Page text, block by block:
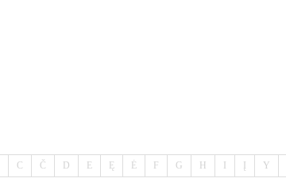
C Č D E Ę Ė F G H Y